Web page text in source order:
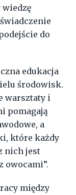
wiedzę
do
edukacja
środowisk.
warsztaty i
pomagają
a
które każdy
nich jest
owocami”.
między